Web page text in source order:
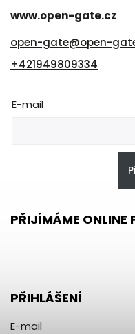
www.open-gate.cz
open-gate@open-
+421949809334
E-mail
PŘIJÍMÁME ONLINE
PŘIHLÁŠENÍ
E-mail